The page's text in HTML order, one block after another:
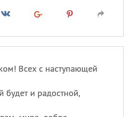
Всех с наступающей
будет и радостной,